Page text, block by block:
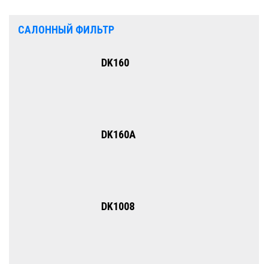
САЛОННЫЙ ФИЛЬТР
DK160
DK160A
DK1008